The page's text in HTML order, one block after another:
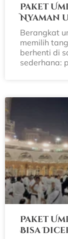
Paket
Nyaman
Berangkat
memilih
berhenti di
sederhana:
Paket
Bisa